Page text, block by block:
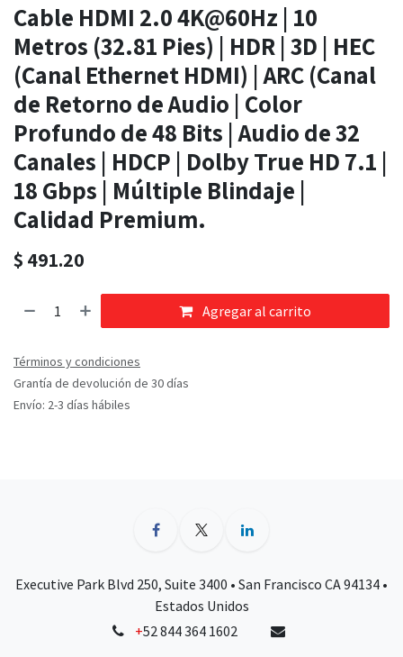
Cable HDMI 2.0 4K@60Hz | 10
Metros (32.81 Pies) | HDR | 3D | HEC
(Canal Ethernet HDMI) | ARC (Canal
de Retorno de Audio | Color
Profundo de 48 Bits | Audio de 32
Canales | HDCP | Dolby True HD 7.1 |
18 Gbps | Múltiple Blindaje |
Calidad Premium.
$ 491.20
Agregar al carrito
Términos y condiciones
Grantía de devolución de 30 días
Envío: 2-3 días hábiles
Executive Park Blvd 250, Suite 3400 • San Francisco CA 94134 •
Estados Unidos
+52 844 364 1602